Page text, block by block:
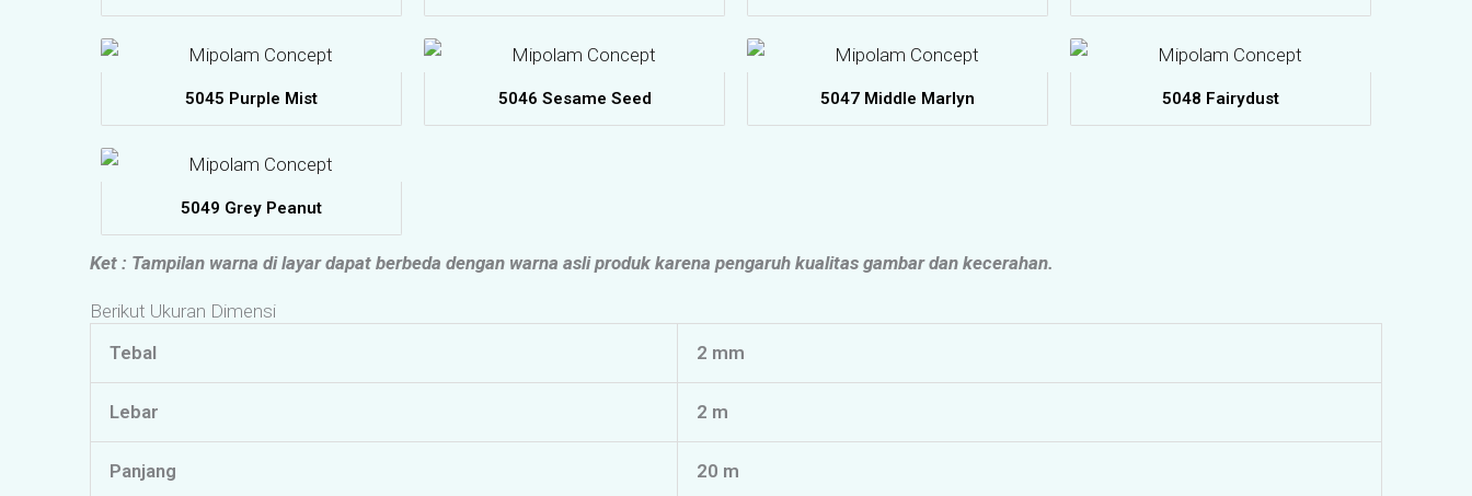
5045 Purple Mist 5046 Sesame Seed 5047 Middle Marlyn 5048 Fairydust
5049 Grey Peanut
Ket : Tampilan warna di layar dapat berbeda dengan warna asli produk karena pengaruh kualitas gambar dan kecerahan.
Berikut Ukuran Dimensi
Tebal
2 mm
Lebar 2 m
Panjang 20 m